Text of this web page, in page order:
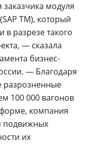
модуля
(SAP TM), который
разрезе такого
— сказала
бизнес-
— Благодаря
разрозненные
100 000 вагонов
компания
подвижных
их